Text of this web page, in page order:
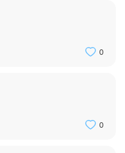
통제하여 더 강한 집중을 할 수
고도로 복잡한 현대의 업무와
지고 싶어하는 것은, 새롭고 자
0
0